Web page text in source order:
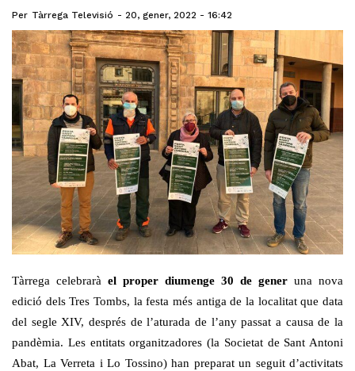
Per Tàrrega Televisió 20, gener, 2022 - 16:42
Tàrrega celebrarà el proper diumenge 30 de gener una nova
edició dels Tres Tombs, la festa més antiga de la localitat que data
del segle XIV, després de l’aturada de l’any passat a causa de la
pandèmia. Les entitats organitzadores (la Societat de Sant Antoni
Abat, La Verreta i Lo Tossino) han preparat un seguit d’activitats